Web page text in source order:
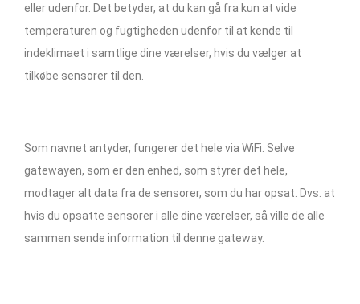
eller udenfor. Det betyder, at du kan gå fra kun at vide
temperaturen og fugtigheden udenfor til at kende til
indeklimaet i samtlige dine værelser, hvis du vælger at
tilkøbe sensorer til den.
Som navnet antyder, fungerer det hele via WiFi. Selve
gatewayen, som er den enhed, som styrer det hele,
modtager alt data fra de sensorer, som du har opsat. Dvs. at
hvis du opsatte sensorer i alle dine værelser, så ville de alle
sammen sende information til denne gateway.